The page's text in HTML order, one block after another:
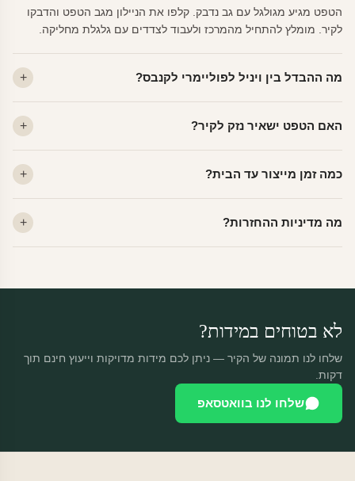
הטפט מגיע מגולגל עם גב נדבק. קלפו את הניילון מגב הטפט והדבקו
לקיר. מומלץ להתחיל מהמרכז ולעבוד לצדדים עם גלגלת מחליקה.
מה ההבדל בין ויניל לפוליימרי לקנבס?
פרמיום. קנבס — בד אמנותי יוקרתי, מט.
האם הטפט ישאיר נזק לקיר?
מתאים לקיר מטויח, גבס, קרמיקה וזכוכית.
כמה זמן מייצור עד הבית?
יוצאות באותו יום.
מה מדיניות ההחזרות?
לא בטוחים במידות?
שלחו לנו תמונה של הקיר — ניתן לכם מידות מדויקות וייעוץ חינם תוך
דקות.
שלחו לנו בוואטסאפ